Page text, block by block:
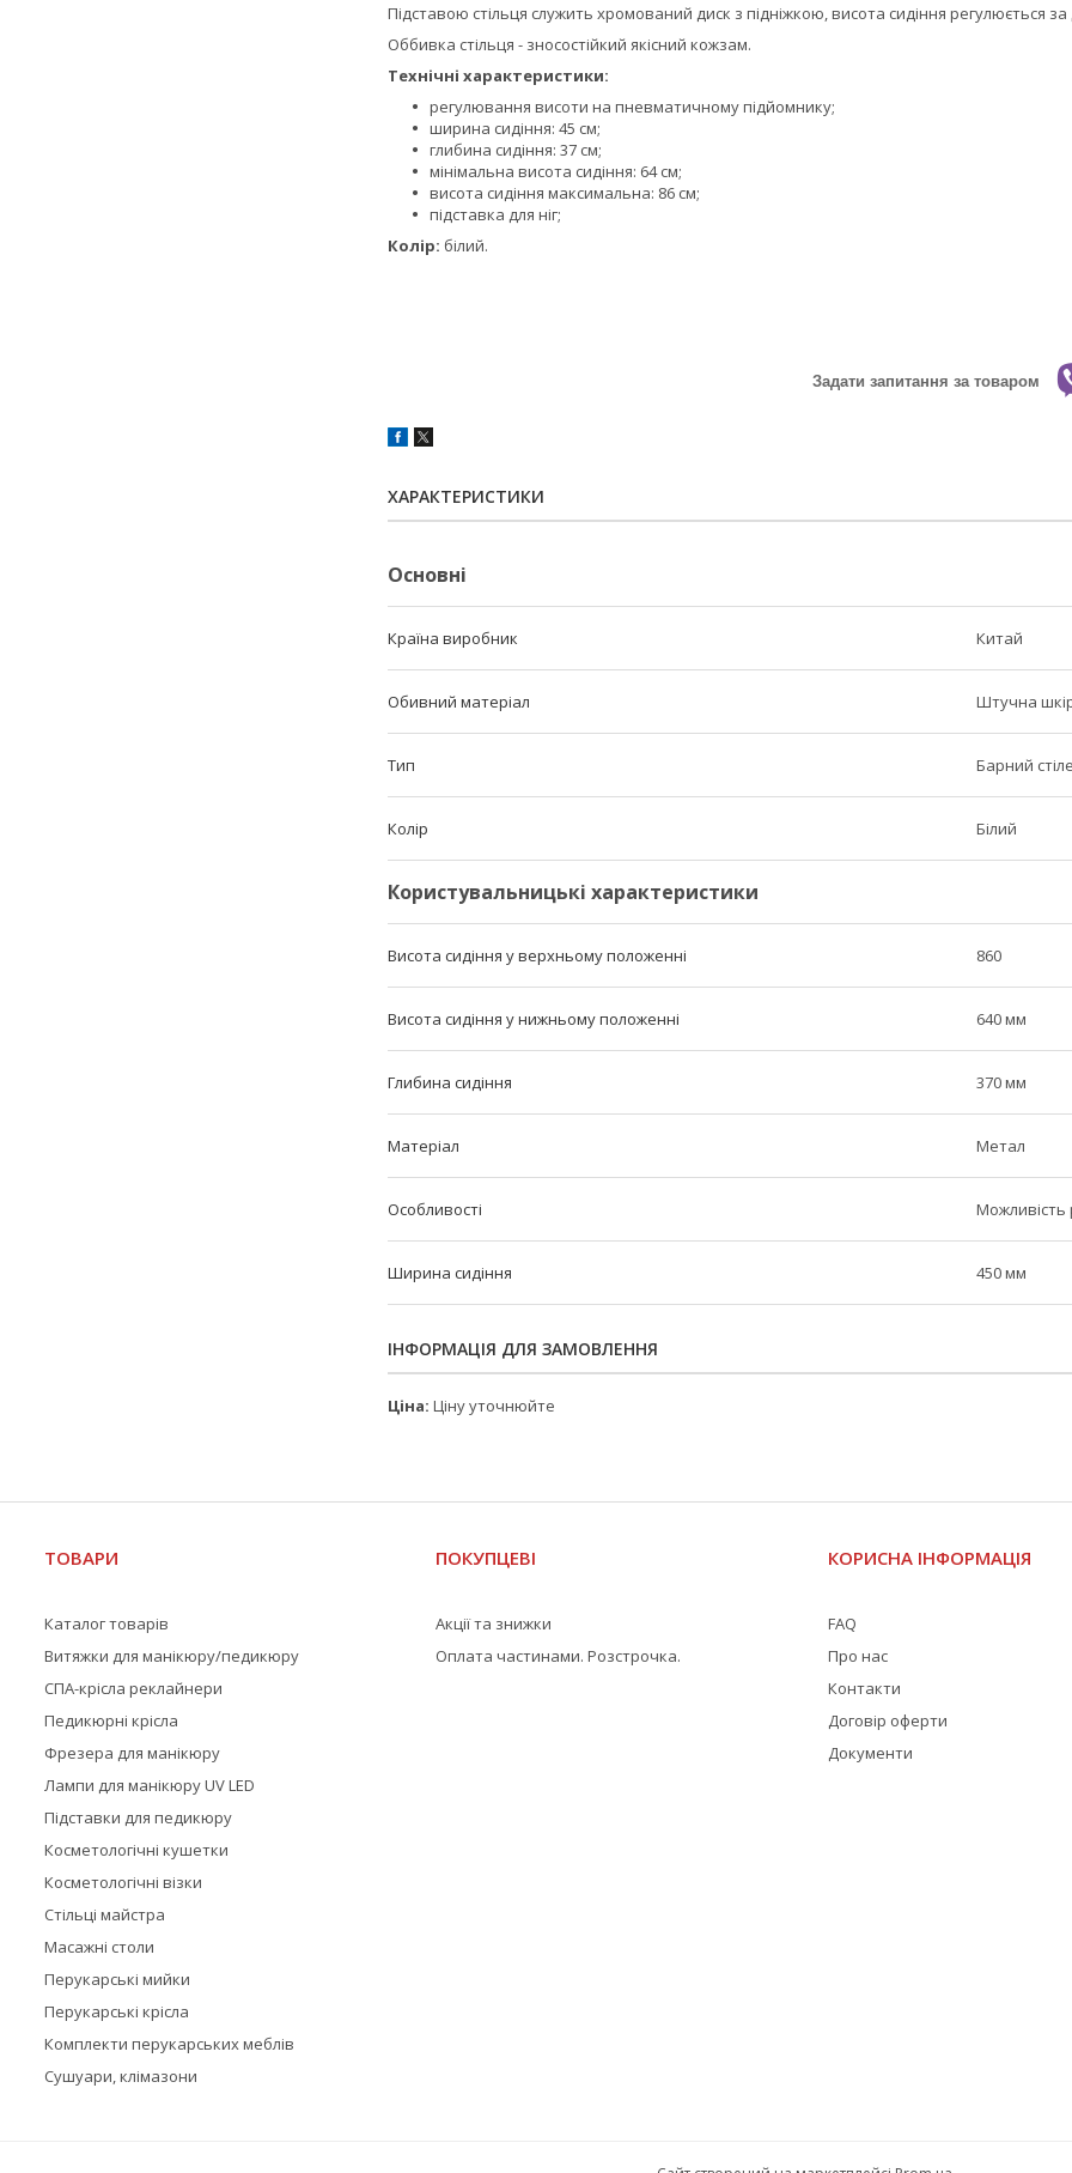
Підставою стільця служить хромований диск з підніжкою, висота сидіння регулюється
Оббивка стільця - зносостійкий якісний кожзам.
Технічні характеристики:
регулювання висоти на пневматичному підйомнику;
ширина сидіння: 45 см;
глибина сидіння: 37 см;
мінімальна висота сидіння: 64 см;
висота сидіння максимальна: 86 см;
підставка для ніг;
Колір: білий.
Задати запитання за товаром
ХАРАКТЕРИСТИКИ
Основні
Країна виробник Китай
Обивний матеріал Штучна
Тип Барний
Колір Білий
Користувальницькі характеристики
Висота сидіння у верхньому положенні 860
Висота сидіння у нижньому положенні 640 мм
Глибина сидіння 370 мм
Матеріал Метал
Особливості Можливість
Ширина сидіння 450 мм
ІНФОРМАЦІЯ ДЛЯ ЗАМОВЛЕННЯ
Ціна: Ціну уточнюйте
ТОВАРИ
Каталог товарів
Витяжки для манікюру/педикюру
СПА-крісла реклайнери
Педикюрні крісла
Фрезера для манікюру
Лампи для манікюру UV LED
Підставки для педикюру
Косметологічні кушетки
Косметологічні візки
Стільці майстра
Масажні столи
Перукарські мийки
Перукарські крісла
Комплекти перукарських меблів
Сушуари, клімазони
ПОКУПЦЕВІ
Акції та знижки
Оплата частинами. Розстрочка.
КОРИСНА ІНФОРМАЦІЯ
FAQ
Про нас
Контакти
Договір оферти
Документи